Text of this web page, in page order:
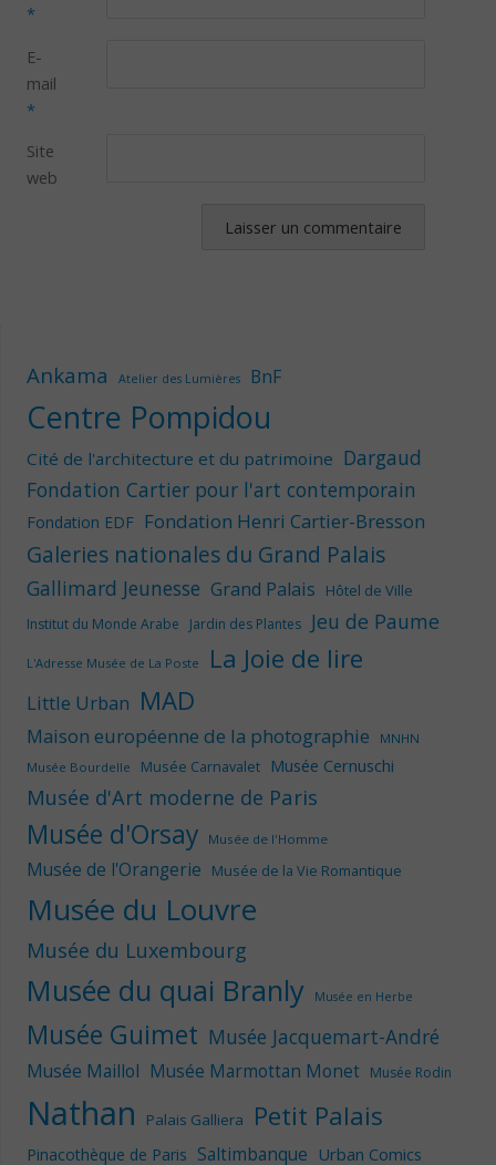
*
E-
mail
*
Site
web
Ankama Atelier des Lumières BnF
Centre Pompidou
Cité de l'architecture et du patrimoine Dargaud
Fondation Cartier pour l'art contemporain
Fondation EDF Fondation Henri Cartier-Bresson
Galeries nationales du Grand Palais
Gallimard Jeunesse Grand Palais Hôtel de Ville
Institut du Monde Arabe Jardin des Plantes Jeu de Paume
L'Adresse Musée de La Poste La Joie de lire
Little Urban MAD
Maison européenne de la photographie
MNHN
Musée Bourdelle
Musée Carnavalet Musée Cernuschi
Musée d'Art moderne de Paris
Musée d'Orsay Musée de l'Homme
Musée de l'Orangerie Musée de la Vie Romantique
Musée du Louvre
Musée du Luxembourg
Musée du quai Branly Musée en Herbe
Musée Guimet Musée Jacquemart-André
Musée Maillol Musée Marmottan Monet Musée Rodin
Nathan Palais Galliera Petit Palais
Pinacothèque de Paris Saltimbanque Urban Comics